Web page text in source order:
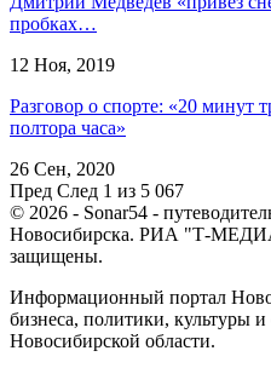
пробках…
12 Ноя, 2019
Разговор о спорте: «20 минут
полтора часа»
26 Сен, 2020
Пред След 1 из 5 067
© 2026 - Sonar54 -
Новосибирска. РИА "Т-
защищены.
Информационный портал
бизнеса, политики, культуры
Новосибирской области.